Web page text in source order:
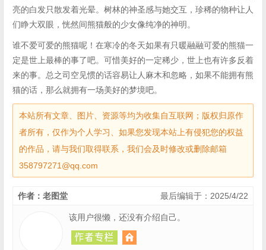
亮的白发只散发着光晕。树林的神圣感与她交互，珍稀的物种让人
们睁大双眼，恍然间熊猫般的少女像纯净的神明。
谁不爱可爱的熊猫呢！在寒冷的冬天如果有只暖融融可爱的熊猫一
定是世上最棒的事了吧。可惜美好的一定稀少，世上也有许多反着
来的事。总之司空见惯的话容易让人麻木和忽略，如果不能拥有熊
猫的话，那么就拥有一场美好的梦境吧。
本站所有文章、图片、资源等均为收集自互联网；版权归原作
者所有，仅作为个人学习、如果您发现本站上有侵犯您的权益
的作品，请与我们取得联系，我们会及时修改或删除邮箱
358797271@qq.com
最后编辑于：2025/4/22
作者：老图堂
该用户很懒，还没有介绍自己。